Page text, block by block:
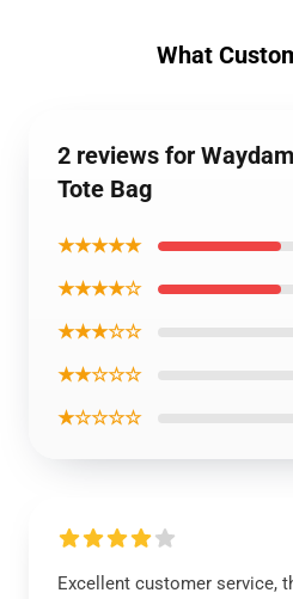
What
2 reviews for
Tote Bag
★★★★★
★★★★☆
★★★☆☆
★★☆☆☆
★☆☆☆☆
Excellent customer service,